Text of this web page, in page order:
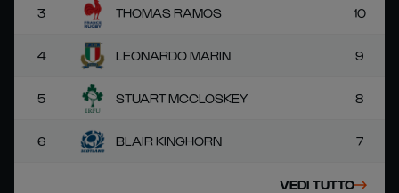
3 THOMAS RAMOS 10
4 LEONARDO MARIN 9
5 STUART MCCLOSKEY 8
6 BLAIR KINGHORN 7
VEDI TUTTO